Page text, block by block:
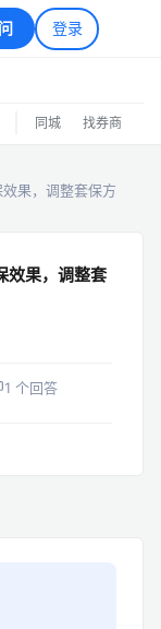
登录
同城 找券商
果，调整套保方
效果，调整套
1 个回答